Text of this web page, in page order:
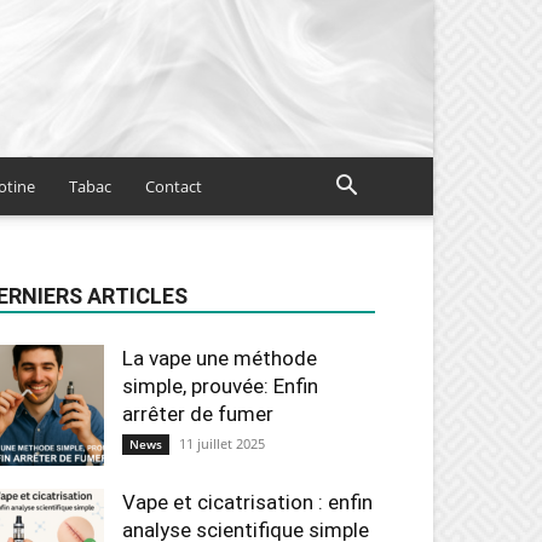
Tabac Contact
ARTICLES
La vape une méthode
simple, prouvée: Enfin
arrêter de fumer
News 11 juillet 2025
Vape et cicatrisation : enfin
analyse scientifique simple